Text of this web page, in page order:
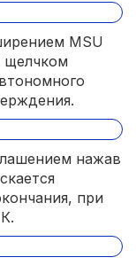
MSU
щелчком
нажав
при